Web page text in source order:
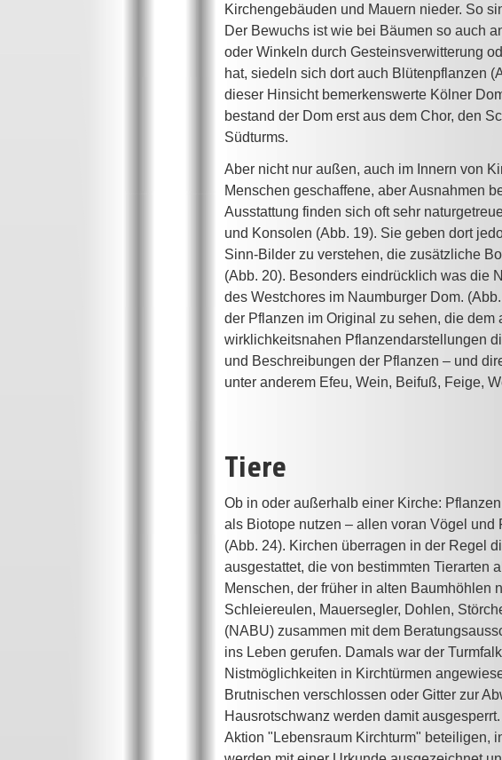
Kirchengebäuden und Mauern nieder. So
Der Bewuchs ist wie bei Bäumen so auch
oder Winkeln durch Gesteinsverwitterung
hat, siedeln sich dort auch Blütenpflanzen
dieser Hinsicht bemerkenswerte Kölner
bestand der Dom erst aus dem Chor, den
Südturms.
Aber nicht nur außen, auch im Innern von
Menschen geschaffene, aber Ausnahmen
Ausstattung finden sich oft sehr
und Konsolen (Abb. 19). Sie geben dort
Sinn-Bilder zu verstehen, die zusätzliche
(Abb. 20). Besonders eindrücklich was die
des Westchores im Naumburger Dom.
der Pflanzen im Original zu sehen, die
wirklichkeitsnahen Pflanzendarstellungen
und Beschreibungen der Pflanzen – und
unter anderem Efeu, Wein, Beifuß, Feige,
Tiere
Ob in oder außerhalb einer Kirche:
als Biotope nutzen – allen voran Vögel
(Abb. 24). Kirchen überragen in der Regel
ausgestattet, die von bestimmten Tierarten
Menschen, der früher in alten Baumhöhlen
Schleiereulen, Mauersegler, Dohlen,
(NABU) zusammen mit dem
ins Leben gerufen. Damals war der
Nistmöglichkeiten in Kirchtürmen
Brutnischen verschlossen oder Gitter zur
Hausrotschwanz werden damit
Aktion "Lebensraum Kirchturm" beteiligen,